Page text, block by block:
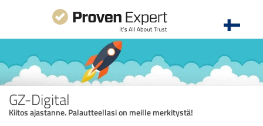
GZ-Digital
Kiitos ajastanne. Palautteellasi on meille merkitystä!